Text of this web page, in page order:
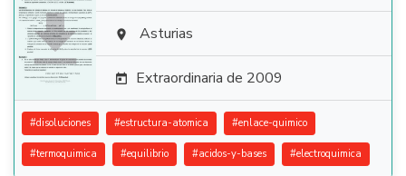
  Asturias
 Extraordinaria de 2009
#disoluciones #estructura-atomica #enlace-quimico
#termoquimica #equilibrio #acidos-y-bases #electroquimica